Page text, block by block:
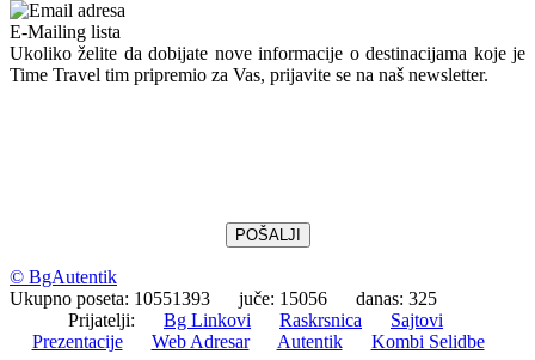
E-Mailing lista
Ukoliko želite da dobijate nove informacije o destinacijama koje je
Time Travel tim pripremio za Vas, prijavite se na naš newsletter.
© BgAutentik
Ukupno poseta: 10551393 juče: 15056 danas: 325
Prijatelji:
Bg Linkovi Raskrsnica
Sajtovi
Prezentacije
Web Adresar Autentik Kombi Selidbe